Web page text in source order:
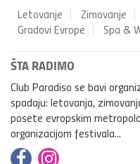
Letovanje Zimovanje
Gradovi Evrope
Spa &
ŠTA RADIMO
Club Paradiso se bavi
spadaju: letovanja,
posete evropskim
organizacijom festivala...